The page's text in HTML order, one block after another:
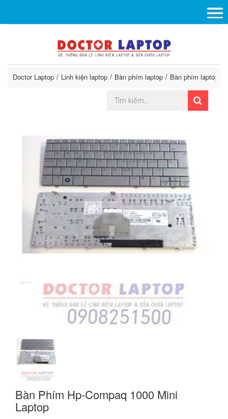
Doctor Laptop Linh kiện laptop Bàn phím laptop Bàn phím laptop
Bàn Phím Hp-Compaq 1000 Mini
Laptop